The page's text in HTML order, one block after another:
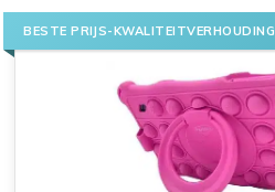
BESTE PRIJS-KWALITEITVERHOUDING